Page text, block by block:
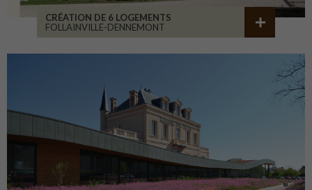
CRÉATION DE 6 LOGEMENTS
FOLLAINVILLE-DENNEMONT